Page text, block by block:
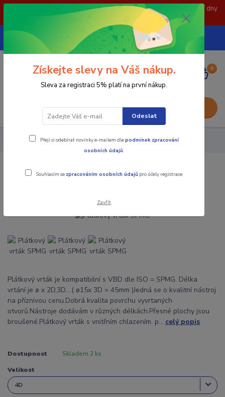
POZOR: 31.7 , 3.8 a 5.8- zavřeno. objednávky odešleme následující dny.
Děkujeme za pochopení.
CZK
739252246
(Po-Pá, 8-15 hod.)
0
0,00 Kč
Nástroje - Kovoobrábění Plátkový vrták SPMG
Plátkový vrták SPMG
Plátkový vrták je kompatibilní s VBD dle ISO = SPMG. Délka
vrtání je ø x 2D,3D....( ø15x 3D = 45mm )Jedná se o kvalitní nástroj
na příznivou cenu.Dobrá kvalita povrchu vyvrtaných
otvorů.Nástroje dodávám v různých délkách.Přesné plochy jsou
broušené.Plátkový vrták s vnitřním chlazením. p... celý popis
Dostupnost Skladem 2 ks
Velikost
Získejte slevy na Váš nákup.
Sleva za registraci 5% platí na první nákup.
Odeslat
Přeji si odebírat novinky e-mailem dlepodmínek zpracování
osobních údajů.
Souhlasím se zpracováním osobních údajů pro účely registrace.
Zavřít